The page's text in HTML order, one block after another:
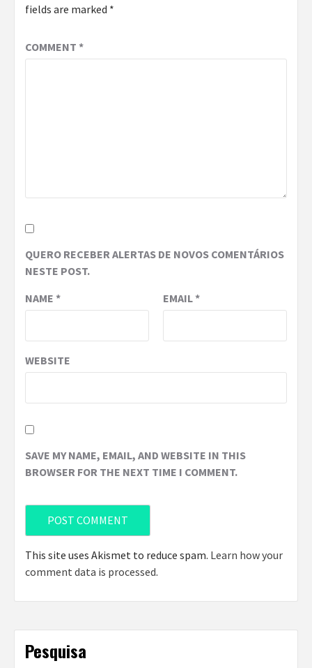
fields are marked *
COMMENT *
QUERO RECEBER ALERTAS DE NOVOS COMENTÁRIOS
NESTE POST.
NAME * EMAIL*
WEBSITE
SAVE MY NAME, EMAIL, AND WEBSITE IN THIS
BROWSER FOR THE NEXT TIME I COMMENT.
This site uses Akismet to reduce spam. Learn how your
comment data is processed.
Pesquisa